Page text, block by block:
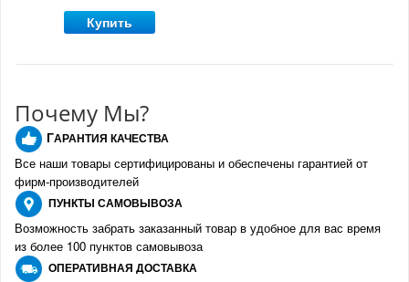
Купить
Почему Мы?
ГАРАНТИЯ КАЧЕСТВА
Все наши товары сертифицированы и обеспечены гарантией от
фирм-производителей
ПУНКТЫ САМОВЫВОЗА
Возможность забрать заказанный товар в удобное для вас время
из более 100 пунктов самовывоза
ОПЕРАТИВНАЯ ДОСТАВКА